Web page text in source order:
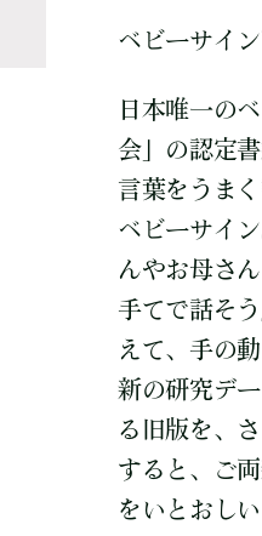
ベビーサイ
日本唯一の
会」の認定書
言葉をうま
ベビーサイ
んやお母さ
手てで話そ
えて、手の
新の研究デ
る旧版を、
すると、ご
をいとおし